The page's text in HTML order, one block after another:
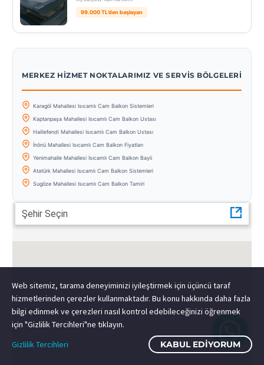
99.000 TL’den başlayan
MERKEZ HIZMET NOKTALARIMIZ VE SERVIS BÖLGELERI
Karagöl Mahallesi Isıcamlı Cam Balkon Sistemleri
Kaptanpaşa Mahallesi Isıcamlı Cam Balkon Ustası
Halilefendi Mahallesi Isıcamlı Cam Balkon Ustası
İnönü Mahallesi Isıcamlı Cam Balkon Fiyatları
Yenimahalle Mahallesi Isıcamlı Cam Balkon Bayii
Atatürk Mahallesi Isıcamlı Cam Balkon Sistemleri
Sugöze Mahallesi Isıcamlı Cam Balkon Tamiri
Şehir Seçin
Web sitemiz, tarama deneyiminizi iyileştirmek için üçüncü taraf
hizmetlerinden çerezler kullanmaktadır. Bu konu hakkında daha fazla
bilgi edinmek ve çerezleri nasıl kontrol edebileceğinizi öğrenmek
için "Gizlilik Tercihleri"ne tıklayın.
Gizlilik Tercihleri
KABUL EDIYORUM